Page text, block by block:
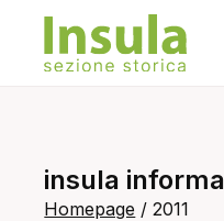
insula informa
Homepage / 2011